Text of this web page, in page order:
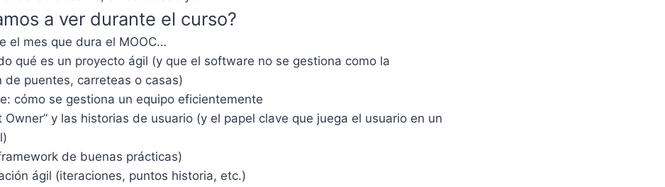
a ver durante el curso?
el mes que dura el MOOC…
qué es un proyecto ágil (y que el software no se gestiona como la
de puentes, carreteas o casas)
cómo se gestiona un equipo eficientemente
Owner” y las historias de usuario (y el papel clave que juega el usuario en un
de buenas prácticas)
ágil (iteraciones, puntos historia, etc.)